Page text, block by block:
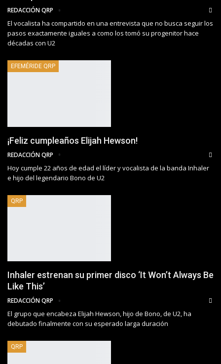
REDACCIÓN QRP
El vocalista ha compartido en una entrevista que no busca seguir los
pasos exactamente iguales a como los tomó su progenitor hace
décadas con U2
EFEMÉRIDE QRP
¡Feliz cumpleaños Elijah Hewson!
REDACCIÓN QRP
Hoy cumple 22 años de edad el líder y vocalista de la banda Inhaler
e hijo del legendario Bono de U2
QRP
Inhaler estrenan su primer disco ‘It Won’t Always Be
Like This’
REDACCIÓN QRP
El grupo que encabeza Elijah Hewson, hijo de Bono, de U2, ha
debutado finalmente con su esperado larga duración
QRP